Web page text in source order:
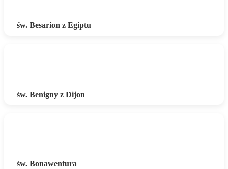
św. Besarion z Egiptu
św. Benigny z Dijon
św. Bonawentura